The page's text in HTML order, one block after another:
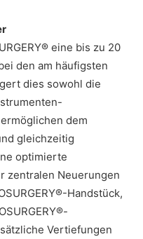
eine bis zu 20
den am häufigsten
dies sowohl die
dem
gleichzeitig
optimierte
zentralen Neuerungen
Handstück,
Vertiefungen